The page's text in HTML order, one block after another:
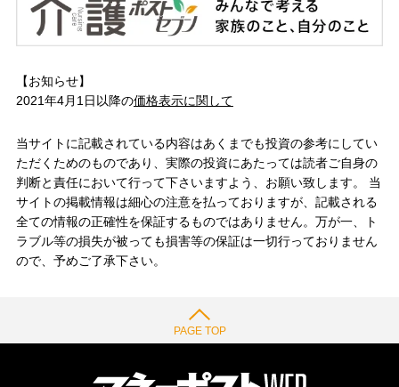
【お知らせ】
2021年4月1日以降の価格表示に関して
当サイトに記載されている内容はあくまでも投資の参考にしてい
ただくためのものであり、実際の投資にあたっては読者ご自身の
判断と責任において行って下さいますよう、お願い致します。 当
サイトの掲載情報は細心の注意を払っておりますが、記載される
全ての情報の正確性を保証するものではありません。万が一、ト
ラブル等の損失が被っても損害等の保証は一切行っておりません
ので、予めご了承下さい。
PAGE TOP